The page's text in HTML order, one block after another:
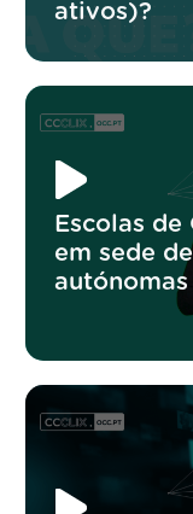
ativos)?
Escolas de
em sede
autónomas